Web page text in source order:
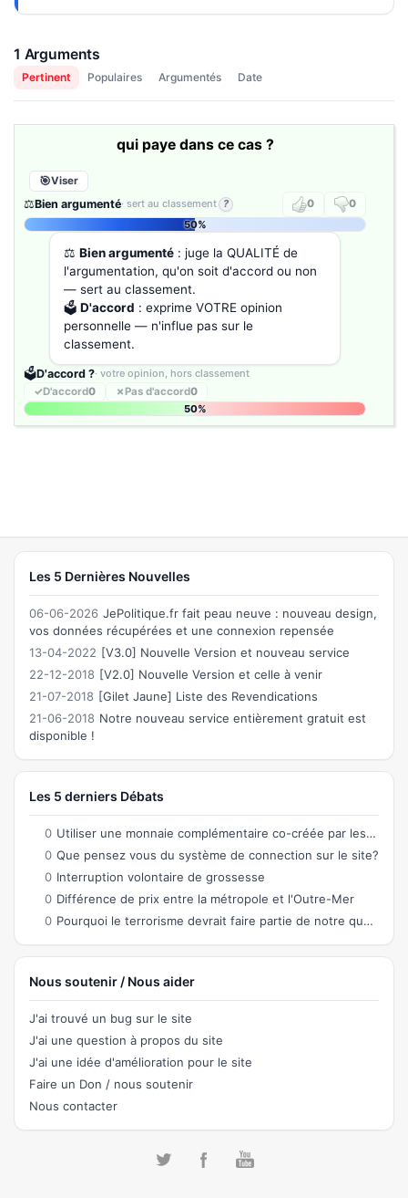
1 Arguments
Pertinent Populaires Argumentés Date
qui paye dans ce cas ?
Viser
⚖️Bien argumenté· sert au classement ? 0
0
50%
⚖️ Bien argumenté : juge la QUALITÉ de
l'argumentation, qu'on soit d'accord ou non
— sert au classement.
🗳️ D'accord : exprime VOTRE opinion
personnelle — n'influe pas sur le
classement.
🗳️D'accord ?· votre opinion, hors classement
✓D'accord0 ✗Pas d'accord0
50%
Les 5 Dernières Nouvelles
06-06-2026 JePolitique.fr fait peau neuve : nouveau design,
vos données récupérées et une connexion repensée
13-04-2022 [V3.0] Nouvelle Version et nouveau service
22-12-2018 [V2.0] Nouvelle Version et celle à venir
21-07-2018 [Gilet Jaune] Liste des Revendications
21-06-2018 Notre nouveau service entièrement gratuit est
disponible !
Les 5 derniers Débats
0 Utiliser une monnaie complémentaire co-créée par les citoyens permettant des échanges
0 Que pensez vous du système de connection sur le site?
0 Interruption volontaire de grossesse
0 Différence de prix entre la métropole et l'Outre-Mer
0 Pourquoi le terrorisme devrait faire partie de notre quotidien ?
Nous soutenir / Nous aider
J'ai trouvé un bug sur le site
J'ai une question à propos du site
J'ai une idée d'amélioration pour le site
Faire un Don / nous soutenir
Nous contacter